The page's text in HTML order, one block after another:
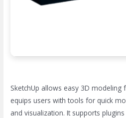
SketchUp allows easy 3D modeling
equips users with tools for quick
and visualization. It supports